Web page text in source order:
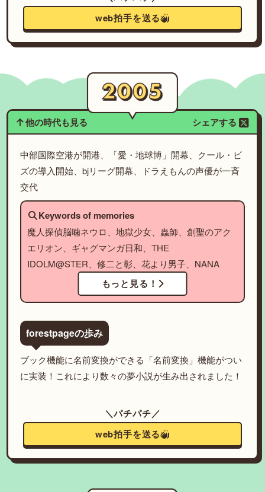
web拍手を送る
他の時代も見る シェアする
中部国際空港が開港、「愛・地球博」開幕、クール・ビ
ズの導入開始、bjリーグ開幕、ドラえもんの声優が一斉
交代
Keywords of memories
魔人探偵脳噛ネウロ、地獄少女、蟲師、創聖のアク
エリオン、ギャグマンガ日和、THE
IDOLM@STER、修二と彰、花より男子、NANA
もっと見る！
forestpageの歩み
ブック機能に名前変換ができる「名前変換」機能がつい
に実装！これにより数々の夢小説が生み出されました！
＼パチパチ／
web拍手を送る